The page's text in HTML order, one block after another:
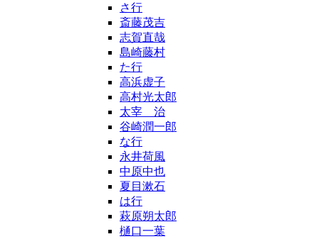
さ行
斎藤茂吉
志賀直哉
島崎藤村
た行
高浜虚子
高村光太郎
太宰 治
谷崎潤一郎
な行
永井荷風
中原中也
夏目漱石
は行
萩原朔太郎
樋口一葉